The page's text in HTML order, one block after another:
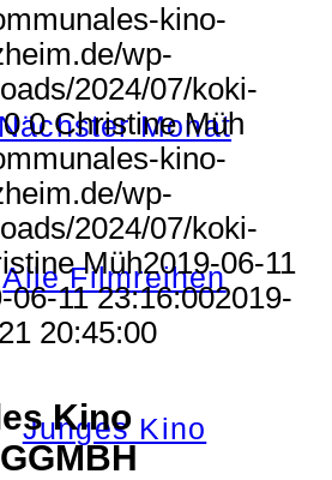
Nächster Monat
Alle Filmreihen
Junges Kino
kino-
wp-
2024/07/koki-
0 0 Christine Müh
kino-
wp-
2024/07/koki-
Müh2019-06-11
06-11 23:16:002019-
20:45:00
Kino